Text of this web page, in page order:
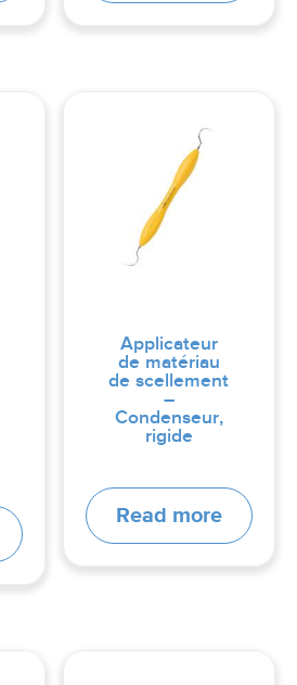
Applicateur
de matériau
de scellement
–
Condenseur,
rigide
Read more